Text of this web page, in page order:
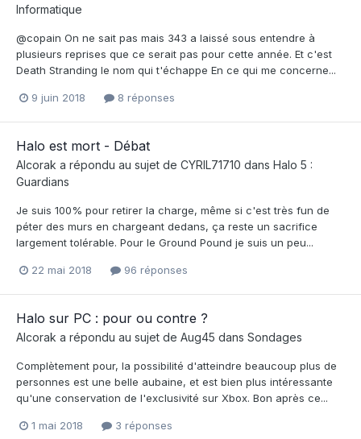
Informatique
@copain On ne sait pas mais 343 a laissé sous entendre à
plusieurs reprises que ce serait pas pour cette année. Et c'est
Death Stranding le nom qui t'échappe En ce qui me concerne...
9 juin 2018 8 réponses
Halo est mort - Débat
Alcorak a répondu au sujet de CYRIL71710 dans Halo 5 :
Guardians
Je suis 100% pour retirer la charge, même si c'est très fun de
péter des murs en chargeant dedans, ça reste un sacrifice
largement tolérable. Pour le Ground Pound je suis un peu...
22 mai 2018 96 réponses
Halo sur PC : pour ou contre ?
Alcorak a répondu au sujet de Aug45 dans Sondages
Complètement pour, la possibilité d'atteindre beaucoup plus de
personnes est une belle aubaine, et est bien plus intéressante
qu'une conservation de l'exclusivité sur Xbox. Bon après ce...
1 mai 2018 3 réponses